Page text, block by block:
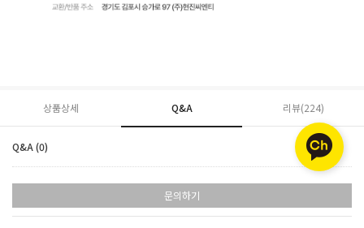
상품상세 Q&A 리뷰(224)
Q&A (0)
문의하기